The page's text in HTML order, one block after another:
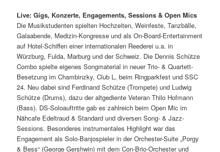
Live: Gigs, Konzerte, Engagements, Sessions & Open Mics
Die Musikstudenten spielten Hochzeiten, Weinfeste, Tanzbälle,
Galaabende, Medizin-Kongresse und als On-Board-Entertainment
auf Hotel-Schiffen einer internationalen Reederei u.a. in
Würzburg, Fulda, Marburg und der Schweiz. Die Dennis Schütze
Combo spielte eigenes Songmaterial in neuer Trio- & Quartett-
Besetzung im Chambinzky, Club L, beim Ringparkfest und SSC
24. Neu dabei sind Ferdinand Schütze (Trompete) und Ludwig
Schütze (Drums), dazu der altgediente Veteran Thilo Hofmann
(Bass). DS-Soloauftritte gab es zahlreich beim Open Mic im
Nähcafe Edeltraud & Standard und diversen Song- & Jazz-
Sessions. Besonderes instrumentales Highlight war das
Engagement als Solo-Banjospieler in der Orchester-Suite „Porgy
& Bess“ (George Gershwin) mit dem Con-Brio-Orchester und